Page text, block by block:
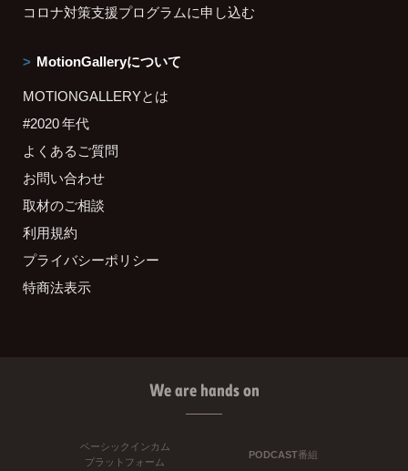
コロナ対策支援プログラムに申し込む
MotionGalleryについて
MOTIONGALLERYとは
#2020 年代
よくあるご質問
お問い合わせ
取材のご相談
利用規約
プライバシーポリシー
特商法表示
We are hands on
ベーシックインカム
プラットフォーム
PODCAST番組